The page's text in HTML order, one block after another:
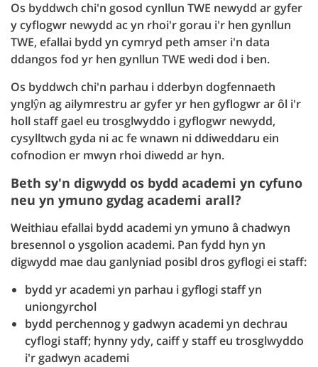
Os byddwch chi'n gosod cynllun TWE newydd ar gyfer
y cyflogwr newydd ac yn rhoi'r gorau i'r hen gynllun
TWE, efallai bydd yn cymryd peth amser i'n data
ddangos fod yr hen gynllun TWE wedi dod i ben.
Os byddwch chi'n parhau i dderbyn dogfennaeth
ynglŷn ag ailymrestru ar gyfer yr hen gyflogwr ar ôl i'r
holl staff gael eu trosglwyddo i gyflogwr newydd,
cysylltwch gyda ni ac fe wnawn ni ddiweddaru ein
cofnodion er mwyn rhoi diwedd ar hyn.
Beth sy'n digwydd os bydd academi yn cyfuno
neu yn ymuno gydag academi arall?
Weithiau efallai bydd academi yn ymuno â chadwyn
bresennol o ysgolion academi. Pan fydd hyn yn
digwydd mae dau ganlyniad posibl dros gyflogi ei staff:
bydd yr academi yn parhau i gyflogi staff yn
uniongyrchol
bydd perchennog y gadwyn academi yn dechrau
cyflogi staff; hynny ydy, caiff y staff eu trosglwyddo
i'r gadwyn academi